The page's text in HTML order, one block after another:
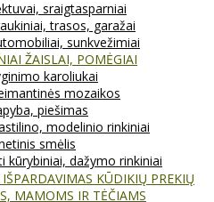
sraigtasparniai
trasos, garažai
sunkvežimiai
ŽAISLAI, POMĖGIAI
karoliukai
mozaikos
piešimas
modelinio rinkiniai
smėlis
kūrybiniai, dažymo rinkiniai
KŪDIKIŲ PREKIŲ
MAMOMS IR TĖČIAMS